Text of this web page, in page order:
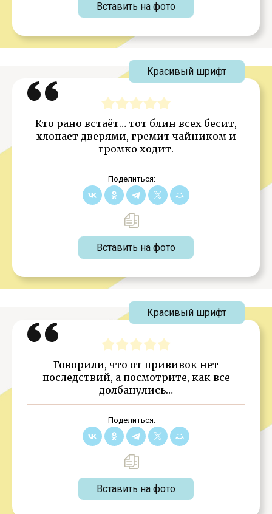
Вставить на фото
Кто рано встаёт… тот блин всех бесит,
хлопает дверями, гремит чайником и
громко ходит.
Поделиться:
Вставить на фото
Красивый шрифт
Говорили, что от прививок нет
последствий, а посмотрите, как все
долбанулись…
Поделиться:
Вставить на фото
Красивый шрифт